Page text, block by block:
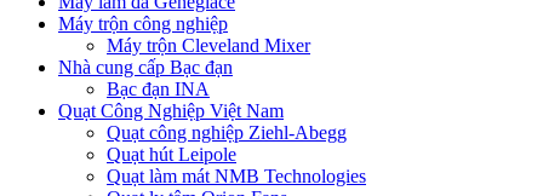
Máy trộn công nghiệp
Máy trộn Cleveland Mixer
Nhà cung cấp Bạc đạn
Bạc đạn INA
Quạt Công Nghiệp Việt Nam
Quạt công nghiệp Ziehl-Abegg
Quạt hút Leipole
Quạt làm mát NMB Technologies